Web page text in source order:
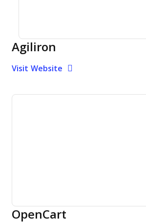
Agiliron
Visit Website Opens New Window
OpenCart